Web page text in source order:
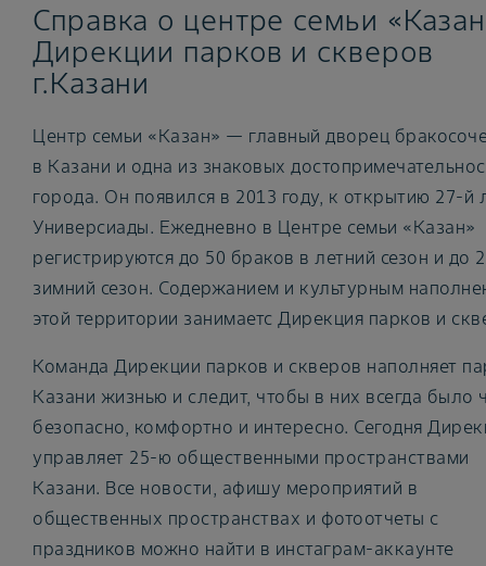
Справка о центре семьи
Дирекции парков и скверов
г.Казани
Центр семьи «Казан» — главный дворец
в Казани и одна из знаковых
города. Он появился в 2013 году, к открытию 27-й
Универсиады. Ежедневно в Центре семьи «Казан»
регистрируются до 50 браков в летний сезон и до
зимний сезон. Содержанием и культурным
этой территории занимаетс Дирекция парков и
Команда Дирекции парков и скверов наполняет
Казани жизнью и следит, чтобы в них всегда было
безопасно, комфортно и интересно. Сегодня
управляет 25-ю общественными пространствами
Казани. Все новости, афишу мероприятий в
общественных пространствах и фотоотчеты с
праздников можно найти в инстаграм-аккаунте